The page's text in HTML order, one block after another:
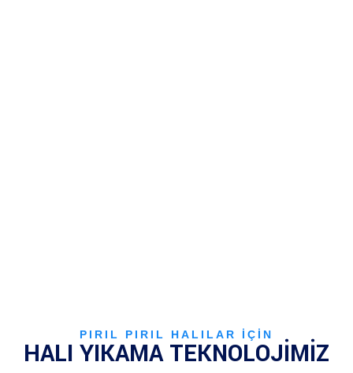
PIRIL PIRIL HALILAR İÇİN
HALI YIKAMA TEKNOLOJİMİZ